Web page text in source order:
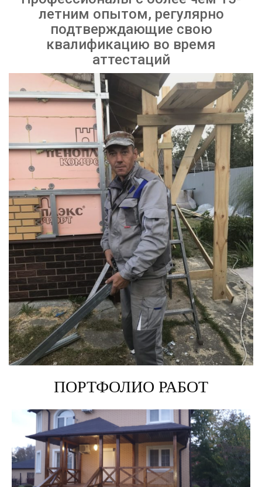
летним опытом, регулярно
подтверждающие свою
квалификацию во время
аттестаций
ПОРТФОЛИО РАБОТ